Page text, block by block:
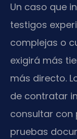
Un caso que
testigos
complejas o
exigirá más
más directo.
de contratar
consultar con
pruebas